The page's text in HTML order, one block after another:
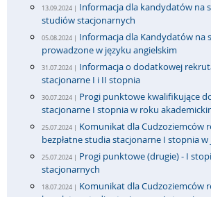
13.09.2024 | Informacja dla kandydatów na
studiów stacjonarnych
05.08.2024 | Informacja dla Kandydatów na
prowadzone w języku angielskim
31.07.2024 | Informacja o dodatkowej
stacjonarne I i II stopnia
30.07.2024 | Progi punktowe kwalifikujące
stacjonarne I stopnia w roku
25.07.2024 | Komunikat dla Cudzoziemców
bezpłatne studia stacjonarne I stopnia
25.07.2024 | Progi punktowe (drugie) - I
stacjonarnych
18.07.2024 | Komunikat dla Cudzoziemców